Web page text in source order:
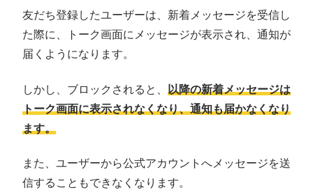
友だち登録したユーザーは、新着メッセージを受信し
た際に、トーク画面にメッセージが表示され、通知が
届くようになります。
しかし、ブロックされると、 以降の新着メッセージは
トーク画面に表示されなくなり、通知も届かなくなり
ます。
また、ユーザーから公式アカウントへメッセージを送
信することもできなくなります。